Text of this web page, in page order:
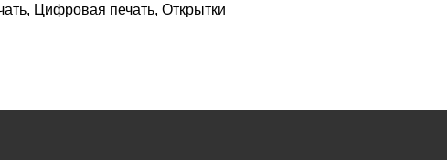
Цифровая печать, Открытки